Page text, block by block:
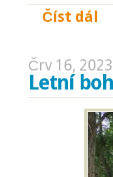
Číst dál
Črv 16, 2023
Letní